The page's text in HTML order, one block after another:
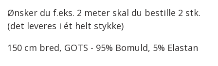
Taormina Shade
Premium Cassandra
Opskrifter
Dame
Bøger
Ønsker du f.eks. 2 meter skal du bestille 2 stk.
(det leveres i ét helt stykke)
150 cm bred, GOTS - 95% Bomuld, 5% Elastan